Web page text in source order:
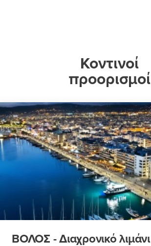
Κοντινοί
προορισμοί
ΒΟΛΟΣ - Διαχρονικό λιμάνι